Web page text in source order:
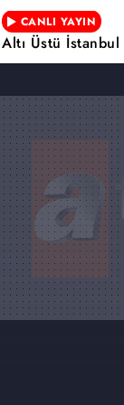
CANLI YAYIN
Altı Üstü İstanbul